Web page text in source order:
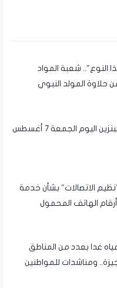
النوع".. شعبة المواد
حلاوة المولد النبوي
رسميًا.. أسعار البنزين اليوم الجمعة 7 أغسطس
الاتصالات" بشأن خدمة
الهاتف المحمول
غدا بعدد من المناطق
ومناشدات للمواطنين